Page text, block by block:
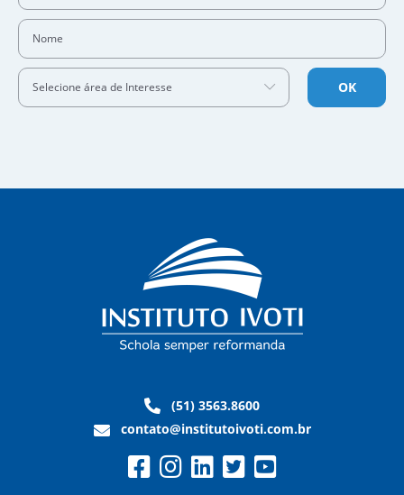
Nome
Selecione área de Interesse OK
(51) 3563.8600
contato@institutoivoti.com.br